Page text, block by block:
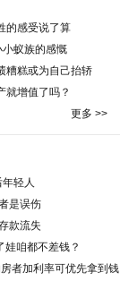
的感受说了算
蚁族的感慨
糟糕或为自己抬轿
就增值了吗？
更多 >>
轻人
是误伤
款流失
娃咱都不差钱？
者加利率可优先拿到钱